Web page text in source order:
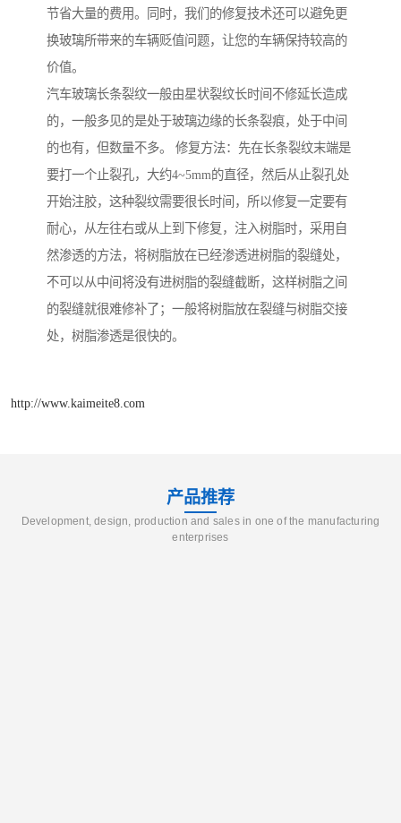
节省大量的费用。同时，我们的修复技术还可以避免更
换玻璃所带来的车辆贬值问题，让您的车辆保持较高的
价值。
汽车玻璃长条裂纹一般由星状裂纹长时间不修延长造成
的，一般多见的是处于玻璃边缘的长条裂痕，处于中间
的也有，但数量不多。 修复方法：先在长条裂纹末端是
要打一个止裂孔，大约4~5mm的直径，然后从止裂孔处
开始注胶，这种裂纹需要很长时间，所以修复一定要有
耐心，从左往右或从上到下修复，注入树脂时，采用自
然渗透的方法，将树脂放在已经渗透进树脂的裂缝处，
不可以从中间将没有进树脂的裂缝截断，这样树脂之间
的裂缝就很难修补了；一般将树脂放在裂缝与树脂交接
处，树脂渗透是很快的。
http://www.kaimeite8.com
产品推荐
Development, design, production and sales in one of the manufacturing
enterprises